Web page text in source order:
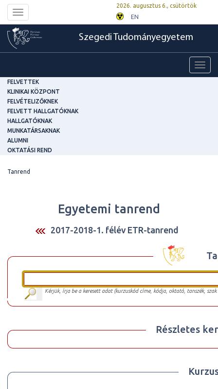
Toggle
navigation
2026. augusztus 6., csütörtök
EN
Szegedi Tudományegyetem
FELVETTEK
KLINIKAI KÖZPONT
FELVÉTELIZŐKNEK
FELVETT HALLGATÓKNAK
HALLGATÓKNAK
MUNKATÁRSAKNAK
ALUMNI
OKTATÁSI REND
Tanrend
Egyetemi tanrend
2017-2018-1. félév ETR-tanrend
Kérjük, írja be a keresett adat (kurzuskód címe, kódja, oktató, tanszék,
Részletes